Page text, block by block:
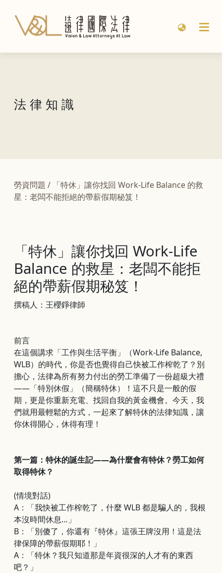
法 律 知 識
勞資問題 / 「特休」讓你找回 Work-Life Balance 的救
星：老闆不能拒絕的帶薪假期秘笈！
「特休」讓你找回 Work-Life
Balance 的救星：老闆不能拒
絕的帶薪假期秘笈！
撰稿人：王櫻錚律師
前言
在這個講求「工作與生活平衡」（Work-Life Balance,
WLB）的時代，你是否也覺得自己快被工作榨乾了？別
擔心，法律為所有努力付出的勞工準備了一份超級大禮
——「特別休假」（簡稱特休）！這不只是一般的假
期，更是你重新充電、找回自我的黃金機會。今天，我
們就用最輕鬆的方式，一起來了解特休的法律知識，讓
你休得開心，休得有理！
第一篇：特休的誕生記——為什麼會有特休？勞工如何
取得特休？
(情境對話)
A：「我快被工作榨乾了，什麼 WLB 都是騙人的，我根
本沒時間休息…」
B：「別傻了，你還有『特休』這張王牌沒用！這是法
律保障的帶薪假期耶！」
A：「特休？我只知道那是年資很深的人才有的東西
吧？」